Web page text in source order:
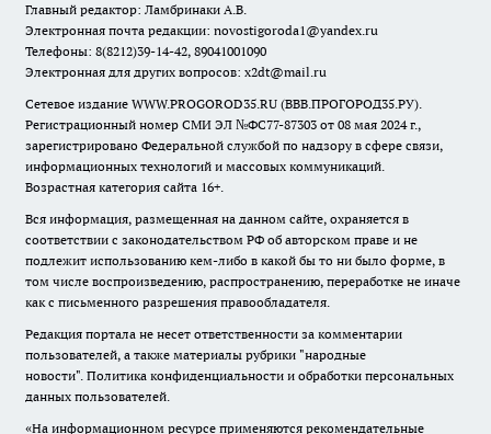
Главный редактор: Ламбринаки А.В.
Электронная почта редакции: novostigoroda1@yandex.ru
Телефоны: 8(8212)39-14-42, 89041001090
Электронная для других вопросов: x2dt@mail.ru
Сетевое издание WWW.PROGOROD35.RU (ВВВ.ПРОГОРОД35.РУ).
Регистрационный номер СМИ ЭЛ №ФС77-87303 от 08 мая 2024 г.,
зарегистрировано Федеральной службой по надзору в сфере связи,
информационных технологий и массовых коммуникаций.
Возрастная категория сайта 16+.
Вся информация, размещенная на данном сайте, охраняется в
соответствии с законодательством РФ об авторском праве и не
подлежит использованию кем-либо в какой бы то ни было форме, в
том числе воспроизведению, распространению, переработке не иначе
как с письменного разрешения правообладателя.
Редакция портала не несет ответственности за комментарии
пользователей, а также материалы рубрики "народные
новости". Политика конфиденциальности и обработки персональных
данных пользователей.
«На информационном ресурсе применяются рекомендательные